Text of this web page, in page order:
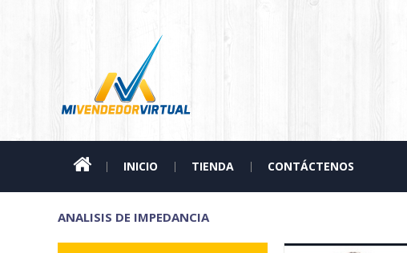
INICIO TIENDA CONTÁCTENOS
ANALISIS DE IMPEDANCIA